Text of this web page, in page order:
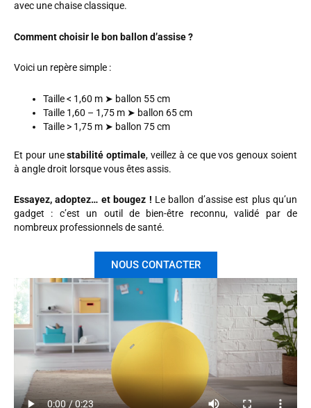
avec une chaise classique.
Comment choisir le bon ballon d’assise ?
Voici un repère simple :
Taille < 1,60 m ➤ ballon 55 cm
Taille 1,60 – 1,75 m ➤ ballon 65 cm
Taille > 1,75 m ➤ ballon 75 cm
Et pour unestabilité optimale, veillez à ce que vos genoux soient
à angle droit lorsque vous êtes assis.
Essayez, adoptez… et bougez ! Le ballon d’assise est plus qu’un
gadget : c’est un outil de bien-être reconnu, validé par de
nombreux professionnels de santé.
NOUS CONTACTER